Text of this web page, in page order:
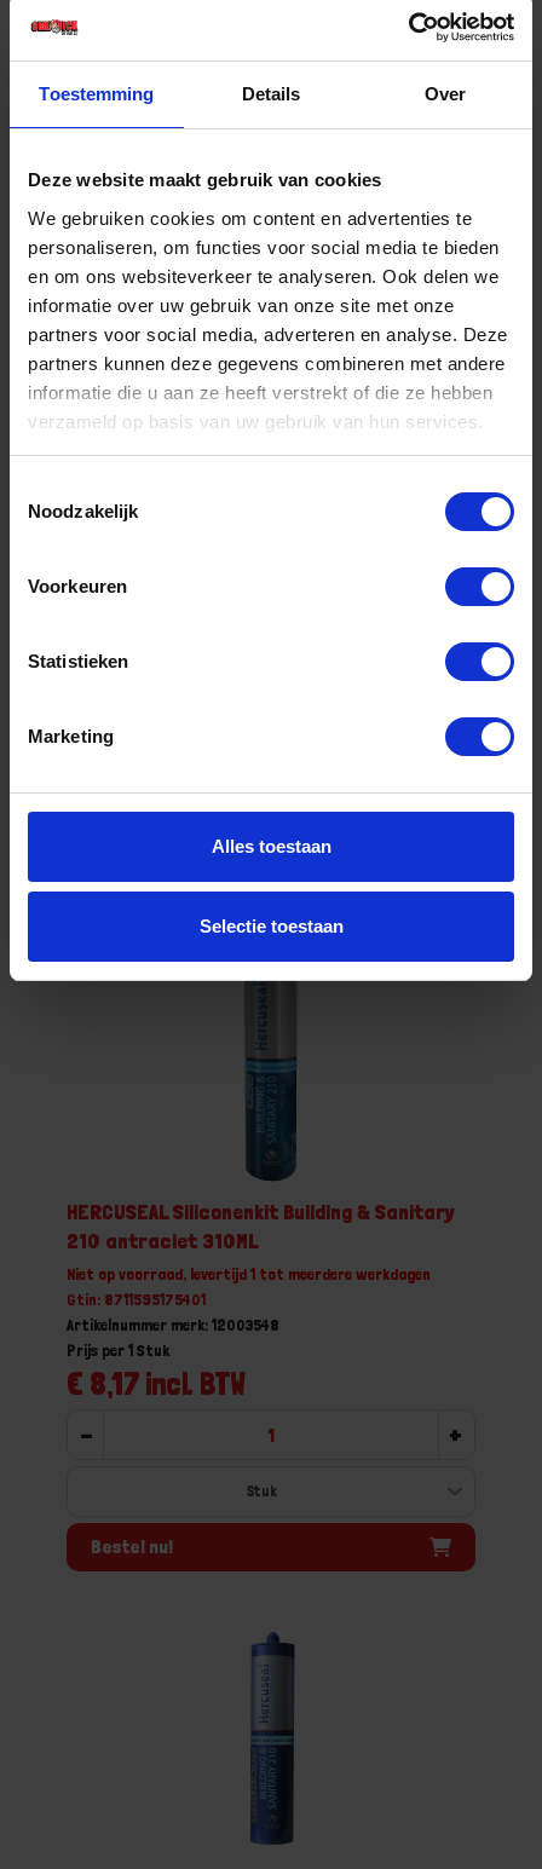
Toestemming Details Over
Deze website maakt gebruik van cookies
We gebruiken cookies om content en advertenties te
personaliseren, om functies voor social media te bieden
en om ons websiteverkeer te analyseren. Ook delen we
informatie over uw gebruik van onze site met onze
partners voor social media, adverteren en analyse. Deze
partners kunnen deze gegevens combineren met andere
informatie die u aan ze heeft verstrekt of die ze hebben
verzameld op basis van uw gebruik van hun services.
Noodzakelijk
Voorkeuren
Statistieken
Marketing
Alles toestaan
Selectie toestaan
€ 11,86 incl. BTW
-
Bestel nu!
HERCUSEAL Siliconenkit Building & Sanitary
Niet op voorraad, levertijd 1 tot meerdere werkdagen
Prijs per 1 Stuk
+
HERCUSEAL Siliconenkit Building & Sanitary
210 antraciet 310ML
Niet op voorraad, levertijd 1 tot meerdere werkdagen
Gtin: 8711595175401
Artikelnummer merk: 12003548
€ 8,17 incl. BTW
Prijs per 1 Stuk
- +
Bestel nu!